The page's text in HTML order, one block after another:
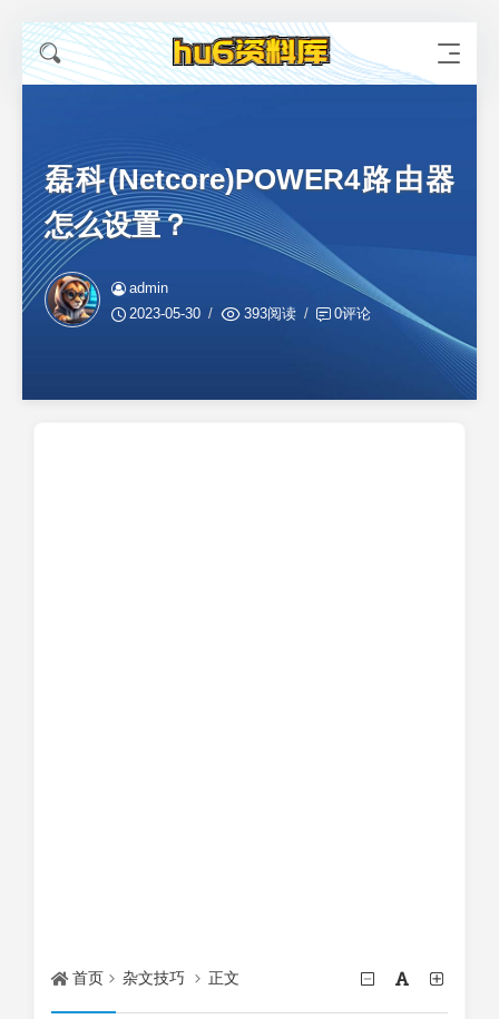
磊科(Netcore)POWER4路由器
怎么设置？
admin
2023-05-30
393阅读 0评论
首页 杂文技巧 正文